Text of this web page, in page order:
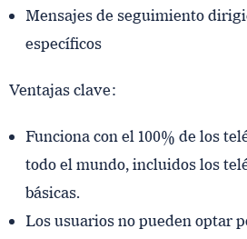
Mensajes de seguimiento
específicos
Ventajas clave:
Funciona con el 100% de los
todo el mundo, incluidos los
básicas.
Los usuarios no pueden optar